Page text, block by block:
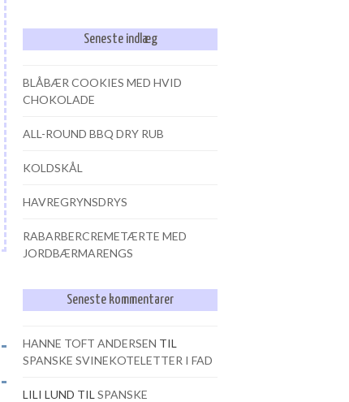
Seneste indlæg
BLÅBÆR COOKIES MED HVID
CHOKOLADE
ALL-ROUND BBQ DRY RUB
KOLDSKÅL
HAVREGRYNSDRYS
RABARBERCREMETÆRTE MED
JORDBÆRMARENGS
Seneste kommentarer
HANNE TOFT ANDERSEN TIL
SPANSKE SVINEKOTELETTER I FAD
LILI LUND TIL SPANSKE